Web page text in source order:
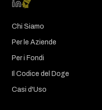
Chi Siamo
Per le Aziende
Per i Fondi
Il Codice del Doge
Casi d'Uso